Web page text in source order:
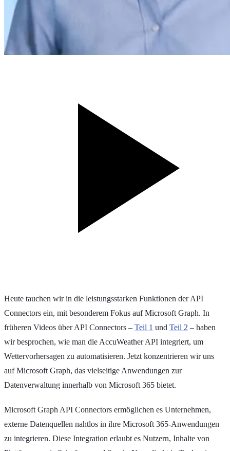
Heute tauchen wir in die leistungsstarken Funktionen der API
Connectors ein, mit besonderem Fokus auf Microsoft Graph. In
früheren Videos über API Connectors – Teil 1 und Teil 2 – haben
wir besprochen, wie man die AccuWeather API integriert, um
Wettervorhersagen zu automatisieren. Jetzt konzentrieren wir uns
auf Microsoft Graph, das vielseitige Anwendungen zur
Datenverwaltung innerhalb von Microsoft 365 bietet.
Microsoft Graph API Connectors ermöglichen es Unternehmen,
externe Datenquellen nahtlos in ihre Microsoft 365-Anwendungen
zu integrieren. Diese Integration erlaubt es Nutzern, Inhalte von